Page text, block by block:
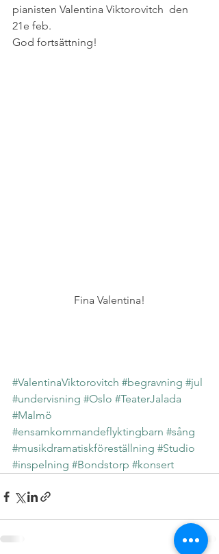
pianisten Valentina Viktorovitch  den
21e feb.
God fortsättning!
Fina Valentina!
#ValentinaViktorovitch #begravning #jul
#undervisning #Oslo #TeaterJalada
#Malmö
#ensamkommandeflyktingbarn #sång
#musikdramatiskföreställning #Studio
#inspelning #Bondstorp #konsert